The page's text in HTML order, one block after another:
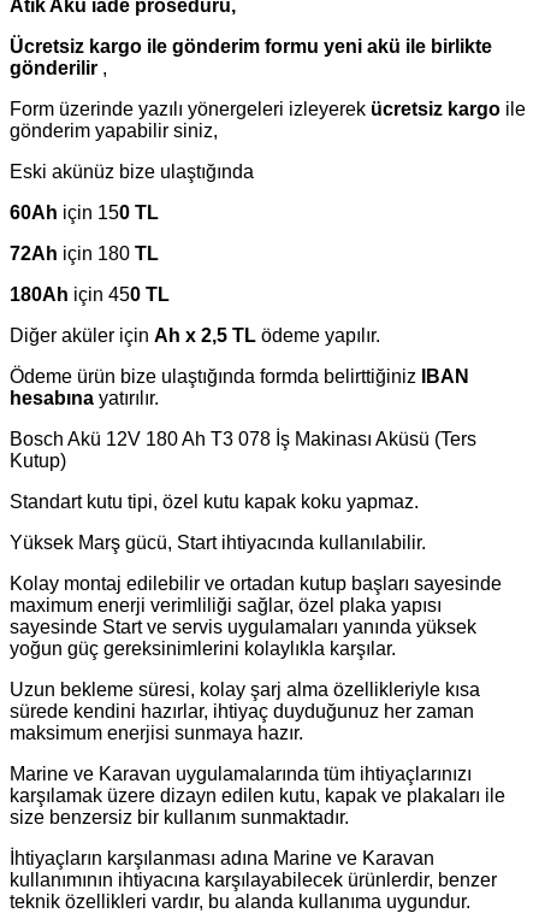
Atık Akü iade prosedürü,
Ücretsiz kargo ile gönderim formu yeni akü ile birlikte
gönderilir ,
Form üzerinde yazılı yönergeleri izleyerek ücretsiz kargo ile
gönderim yapabilir siniz,
Eski akünüz bize ulaştığında
60Ah için 150 TL
72Ah için 180 TL
180Ah için 450 TL
Diğer aküler için Ah x 2,5 TL ödeme yapılır.
Ödeme ürün bize ulaştığında formda belirttiğiniz
IBAN
hesabına yatırılır.
Bosch Akü 12V 180 Ah T3 078 İş Makinası Aküsü (Ters
Kutup)
Standart kutu tipi, özel kutu kapak koku yapmaz.
Yüksek Marş gücü, Start ihtiyacında kullanılabilir.
Kolay montaj edilebilir ve ortadan kutup başları sayesinde
maximum enerji verimliliği sağlar, özel plaka yapısı
sayesinde Start ve servis uygulamaları yanında yüksek
yoğun güç gereksinimlerini kolaylıkla karşılar.
Uzun bekleme süresi, kolay şarj alma özellikleriyle kısa
sürede kendini hazırlar, ihtiyaç duyduğunuz her zaman
maksimum enerjisi sunmaya hazır.
Marine ve Karavan uygulamalarında tüm ihtiyaçlarınızı
karşılamak üzere dizayn edilen kutu, kapak ve plakaları ile
size benzersiz bir kullanım sunmaktadır.
İhtiyaçların karşılanması adına Marine ve Karavan
kullanımının ihtiyacına karşılayabilecek ürünlerdir, benzer
teknik özellikleri vardır, bu alanda kullanıma uygundur.